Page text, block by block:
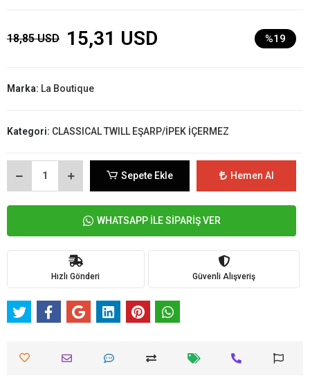
18,85 USD 15,31 USD %19
Marka: La Boutique
Kategori: CLASSICAL TWILL EŞARP/İPEK İÇERMEZ
Sepete Ekle Hemen Al
WHATSAPP İLE SİPARİŞ VER
Hızlı Gönderi Güvenli Alışveriş